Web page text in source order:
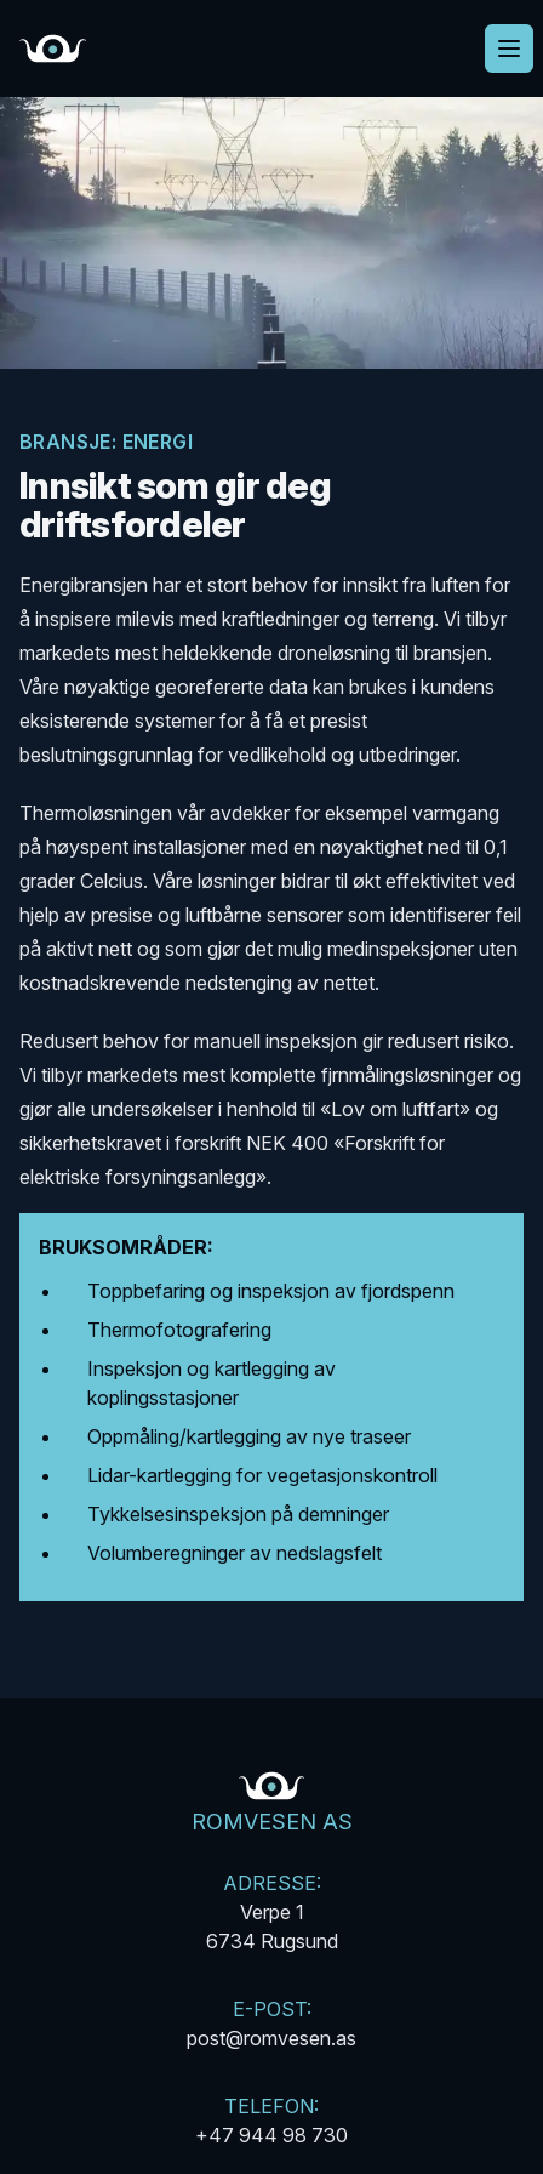
Romvesen
BRANSJE: ENERGI
Innsikt som gir deg
driftsfordeler
Energibransjen har et stort behov for innsikt fra luften for
å inspisere milevis med kraftledninger og terreng. Vi tilbyr
markedets mest heldekkende droneløsning til bransjen.
Våre nøyaktige georefererte data kan brukes i kundens
eksisterende systemer for å få et presist
beslutningsgrunnlag for vedlikehold og utbedringer.
Thermoløsningen vår avdekker for eksempel varmgang
på høyspent installasjoner med en nøyaktighet ned til 0,1
grader Celcius. Våre løsninger bidrar til økt effektivitet ved
hjelp av presise og luftbårne sensorer som identifiserer feil
på aktivt nett og som gjør det mulig medinspeksjoner uten
kostnadskrevende nedstenging av nettet.
Redusert behov for manuell inspeksjon gir redusert risiko.
Vi tilbyr markedets mest komplette fjrnmålingsløsninger og
gjør alle undersøkelser i henhold til «Lov om luftfart» og
sikkerhetskravet i forskrift NEK 400 «Forskrift for
elektriske forsyningsanlegg».
BRUKSOMRÅDER:
Toppbefaring og inspeksjon av fjordspenn
Thermofotografering
Inspeksjon og kartlegging av
koplingsstasjoner
Oppmåling/kartlegging av nye traseer
Lidar-kartlegging for vegetasjonskontroll
Tykkelsesinspeksjon på demninger
Volumberegninger av nedslagsfelt
Romvesen AS
ROMVESEN AS
ADRESSE:
Verpe 1
6734 Rugsund
E-POST:
post@romvesen.as
TELEFON:
+47 944 98 730